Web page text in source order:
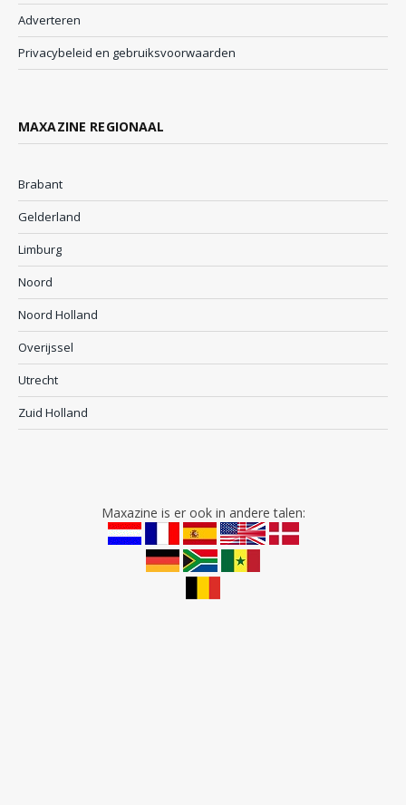
Adverteren
Privacybeleid en gebruiksvoorwaarden
MAXAZINE REGIONAAL
Brabant
Gelderland
Limburg
Noord
Noord Holland
Overijssel
Utrecht
Zuid Holland
Maxazine is er ook in andere talen: